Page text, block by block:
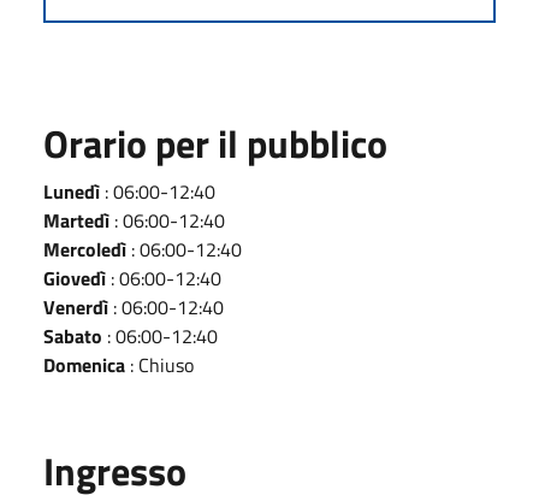
Orario per il pubblico
Lunedì : 06:00-12:40
Martedì : 06:00-12:40
Mercoledì : 06:00-12:40
Giovedì : 06:00-12:40
Venerdì : 06:00-12:40
Sabato : 06:00-12:40
Domenica : Chiuso
Ingresso